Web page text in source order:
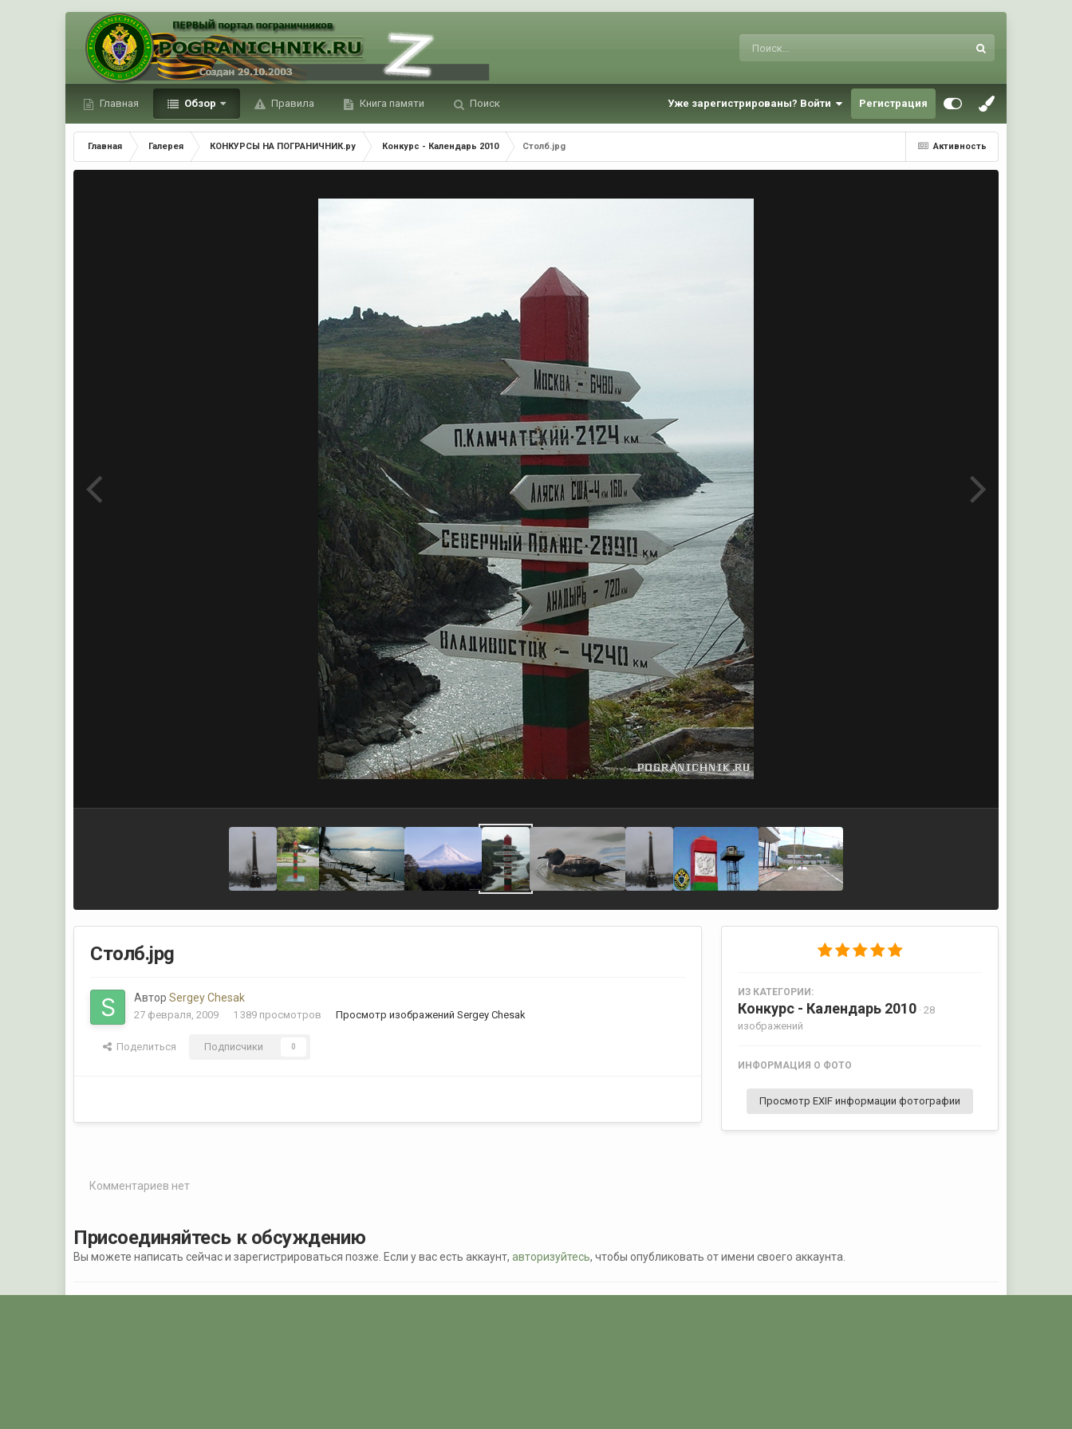
Главная Обзор Правила Книга памяти Поиск Уже зарегистрированы? Войти Регистрация
Активность
Главная Галерея КОНКУРСЫ НА ПОГРАНИЧНИК.ру Конкурс - Календарь 2010 Столб.jpg
Столб.jpg
АвторSergey Chesak
27 февраля, 2009 1 389 просмотров Просмотр изображений Sergey Chesak
Поделиться Подписчики 0
ИЗ КАТЕГОРИИ:
Конкурс - Календарь 2010 · 28
изображений
ИНФОРМАЦИЯ О ФОТО
Просмотр EXIF информации фотографии
Комментариев нет
Присоединяйтесь к обсуждению
Вы можете написать сейчас и зарегистрироваться позже. Если у вас есть аккаунт,авторизуйтесь, чтобы опубликовать от имени своего аккаунта.